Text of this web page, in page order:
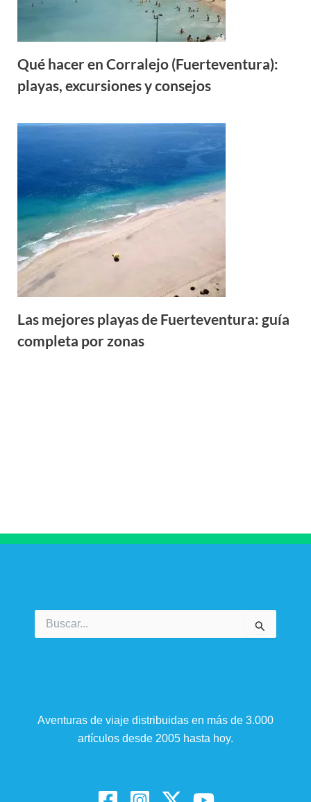
Qué hacer en Corralejo (Fuerteventura):
playas, excursiones y consejos
Las mejores playas de Fuerteventura: guía
completa por zonas
por:
Aventuras de viaje distribuidas en más de 3.000
artículos desde 2005 hasta hoy.